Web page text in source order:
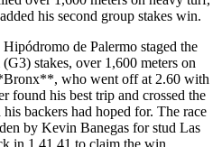
his second group stakes win.
de Palermo staged the
stakes, over 1,600 meters on
who went off at 2.60 with
found his best trip and crossed the
backers had hoped for. The race
by Kevin Banegas for stud Las
in 1.41.41 to claim the win.